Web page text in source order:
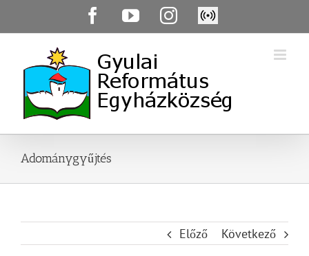
FacebookYouTubeInstagram
Élő
közvetítés
Adománygyűjtés
Előző Következő